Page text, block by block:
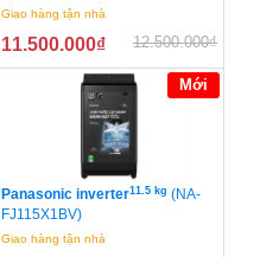
Giao hàng tận nhà
11.500.000₫ 12.500.000₫
Mới
Panasonic inverter11.5 kg (NA-
FJ115X1BV)
Giao hàng tận nhà